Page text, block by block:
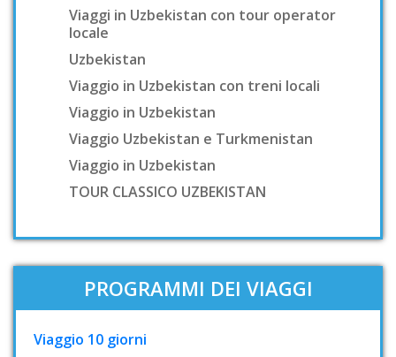
Viaggi in Uzbekistan con tour operator
locale
Uzbekistan
Viaggio in Uzbekistan con treni locali
Viaggio in Uzbekistan
Viaggio Uzbekistan e Turkmenistan
Viaggio in Uzbekistan
TOUR CLASSICO UZBEKISTAN
PROGRAMMI DEI VIAGGI
Viaggio 10 giorni